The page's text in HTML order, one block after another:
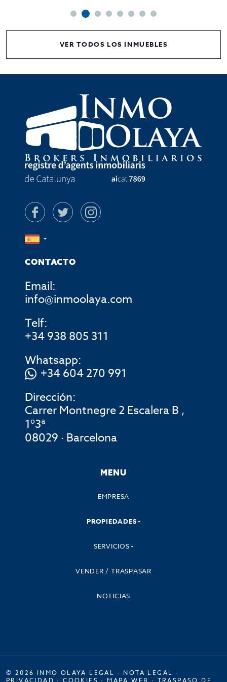
VER TODOS LOS INMUEBLES
CONTACTO
Email:
info@inmoolaya.com
Telf:
+34 938 805 311
Whatsapp:
+34 604 270 991
Dirección:
Carrer Montnegre 2 Escalera B ,
1º3ª
08029 · Barcelona
MENU
EMPRESA
PROPIEDADES
SERVICIOS
VENDER / TRASPASAR
NOTICIAS
© 2026 INMO OLAYA LEGAL · NOTA LEGAL ·